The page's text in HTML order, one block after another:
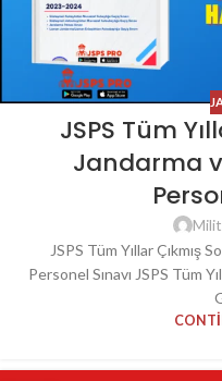
JSPS Tüm
Jandarma
JSPS Tüm Yıllar Çıkmış
Personel Sınavı JSPS Tüm